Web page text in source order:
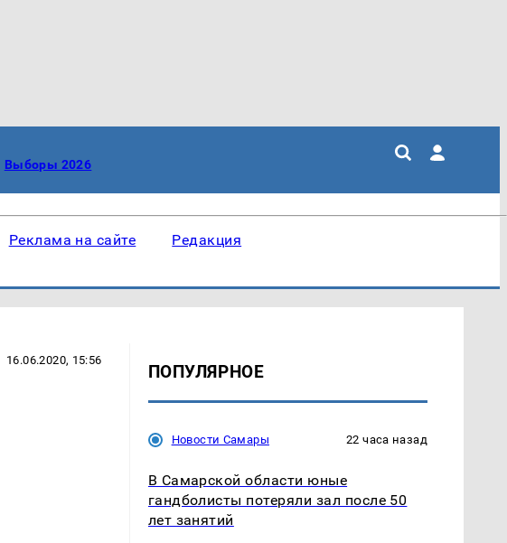
Выборы 2026
Реклама на сайте Редакция
16.06.2020, 15:56
ПОПУЛЯРНОЕ
Новости Самары 22 часа назад
В Самарской области юные
гандболисты потеряли зал после 50
лет занятий